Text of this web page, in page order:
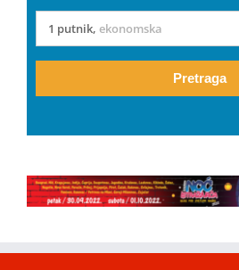
1 putnik, ekonomska
Pretraga